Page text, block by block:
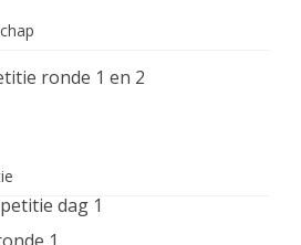
ronde 1 en 2
dag 1